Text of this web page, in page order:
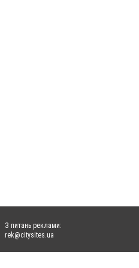
З питань реклами:
rek@citysites.ua